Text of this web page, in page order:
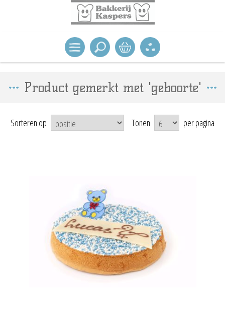
Product gemerkt met 'geboorte'
Sorteren op Tonen per pagina